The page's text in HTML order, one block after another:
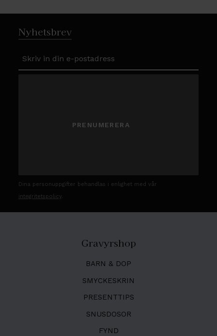
Nyhetsbrev
PRENUMERERA
Dina personuppgifter behandlas i enlighet med vår
integritetspolicy.
Gravyrshop
BARN & DOP
SMYCKESKRIN
PRESENTTIPS
SNUSDOSOR
FYND